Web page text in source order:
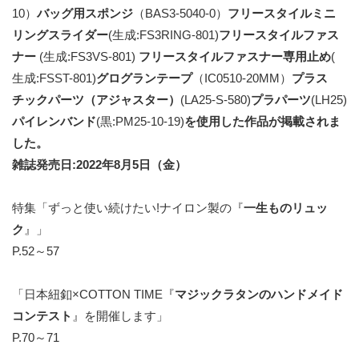
10） バッグ用スポンジ （BAS3-5040-0） フリースタイルミニ
リングスライダー(生成:FS3RING-801)フリースタイルファス
ナー (生成:FS3VS-801) フリースタイルファスナー専用止め(
生成:FSST-801)グログランテープ（IC0510-20MM） プラス
チックパーツ（アジャスター） (LA25-S-580)プラパーツ(LH25)
パイレンバンド(黒:PM25-10-19)を使用した作品が掲載されま
した。
雑誌発売日:2022年8月5日（金）
特集「ずっと使い続けたい!ナイロン製の『一生ものリュッ
ク 』」
P.52～57
「日本紐釦×COTTON TIME『マジックラタンのハンドメイド
コンテスト 』を開催します」
P.70～71